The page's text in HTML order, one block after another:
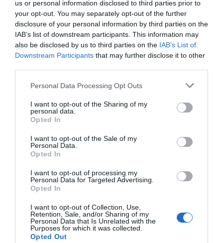
us or personal information disclosed to third parties prior to
your opt-out. You may separately opt-out of the further
disclosure of your personal information by third parties on the
IAB’s list of downstream participants. This information may
also be disclosed by us to third parties on the IAB’s List of
Downstream Participants that may further disclose it to other
Personal Data Processing Opt Outs
I want to opt-out of the Sharing of my
personal data.
Opted In
I want to opt-out of the Sale of my
Personal Data.
Opted In
I want to opt-out of processing my
Personal Data for Targeted Advertising.
Opted In
I want to opt-out of Collection, Use,
Retention, Sale, and/or Sharing of my
Personal Data that Is Unrelated with the
Purposes for which it was collected.
Opted Out
Compromís , por su parte, pasaría a ser
tercera fuerza
todavía queda un año para las elecciones municipales,
que se traducen en 8 concejales. La suma de PSOE y
Compromís -16 ediles- vuelve a quedarse a un
concejal para lograr la mayoría (33). en el
Ayuntamiento de la capital, algo que no sucedía desde
2011 (3 ediles). En 2015 se disparaba hasta los 9, en
sondeo de SyM Consulting, realizado una vez se ha
anunciado que la candidata será Mónica Oltra, la
formación cae hasta los 97.966 votos, un 22’86%, un